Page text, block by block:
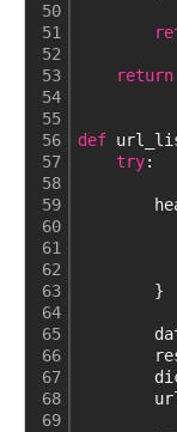
50
51
52
53
54
55
56
57
58
59
60
61
62
63
64
65
66
67
68
69
return
def
try:
}